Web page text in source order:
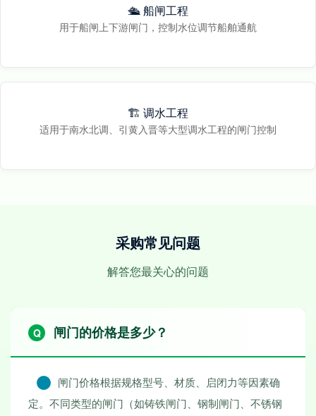
🛳️ 船闸工程
用于船闸上下游闸门，控制水位调节船舶通航
🏗️ 调水工程
适用于南水北调、引黄入晋等大型调水工程的闸门控制
采购常见问题
解答您最关心的问题
闸门的价格是多少？
闸门价格根据规格型号、材质、启闭力等因素确
定。不同类型的闸门（如铸铁闸门、钢制闸门、不锈钢